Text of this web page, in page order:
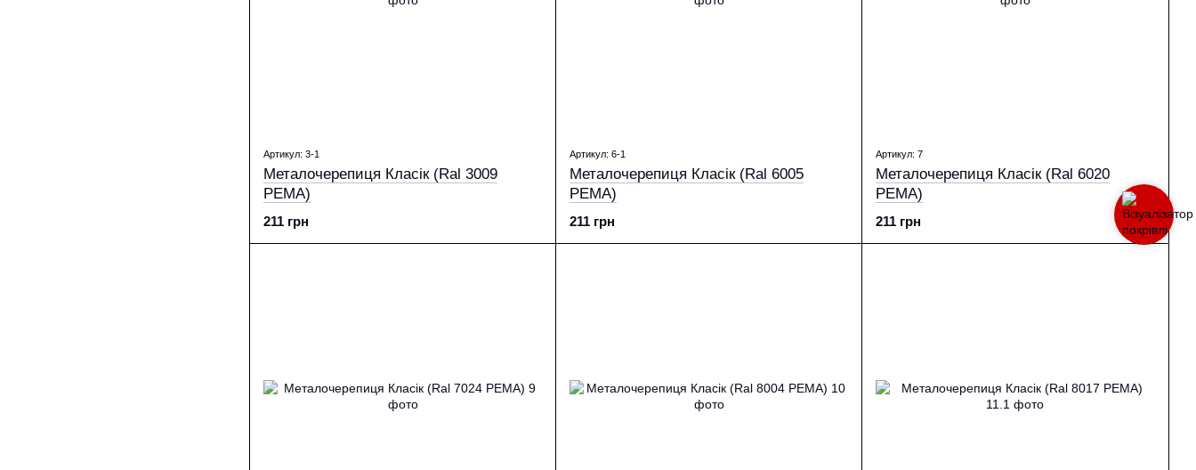
Артикул: 3-1
Металочерепиця Класік (Ral 3009
PEМА)
211 грн
Артикул: 6-1
Металочерепиця Класік (Ral 6005
PEМА)
211 грн
Артикул: 7
Металочерепиця Класік (Ral 6020
PEМА)
211 грн